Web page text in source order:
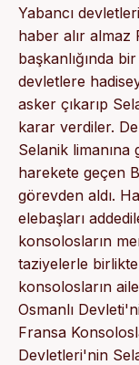
Yabancı
haber alır almaz
başkanlığında
devletlere
asker çıkarıp
karar verdiler.
Selanik
harekete geçen
gö­revden aldı.
elebaşları
konsolosların
tazi­yelerle
konsolosların
Osmanlı
Fransa
Devletleri'nin